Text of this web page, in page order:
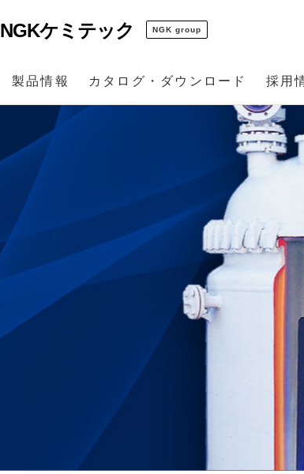
NGKケミテック NGK group
製品情報 カタログ・ダウンロード 採用